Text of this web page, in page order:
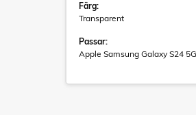
Färg:
Transparent
Passar:
Apple Samsung Galaxy S24 5G